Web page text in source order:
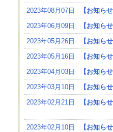
2023年08月07日
【お知ら
2023年06月09日
【お知ら
2023年05月26日
【お知ら
2023年05月16日
【お知ら
2023年04月03日
【お知ら
2023年03月10日
【お知ら
2023年02月21日
【お知ら
2023年02月10日
【お知ら